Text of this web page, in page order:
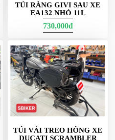
TÚI RÀNG GIVI SAU XE
EA132 NHỎ 11L
730,000đ
TÚI VẢI TREO HÔNG XE
DUCATI SCRAMBLER